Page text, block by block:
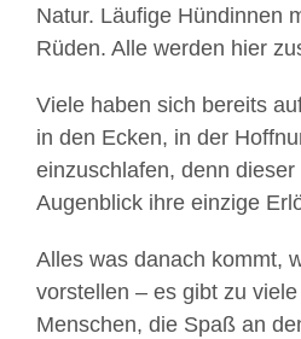
Natur. Läufige Hündinnen
Rüden. Alle werden hier
Viele haben sich bereits
in den Ecken, in der
einzuschlafen, denn dieser
Augenblick ihre einzige
Alles was danach kommt,
vorstellen – es gibt zu
Menschen, die Spaß an